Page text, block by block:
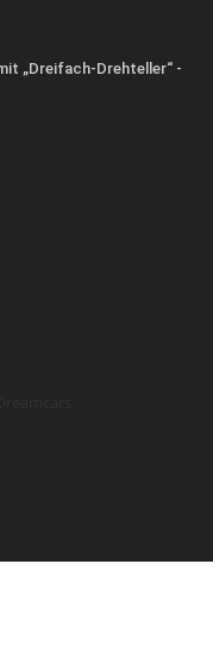
„Dreifach-Drehteller“ -